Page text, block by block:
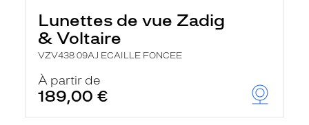
Lunettes de vue Zadig
& Voltaire
VZV438 09AJ ECAILLE FONCEE
À partir de
189,00 €